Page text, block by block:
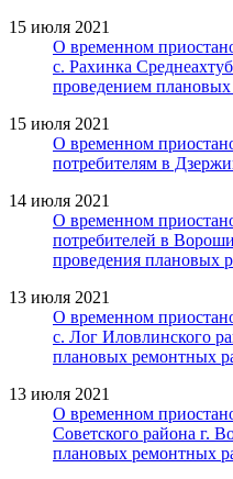
15 июля 2021
О временном
с. Рахинка
проведением
15 июля 2021
О временном
потребителям в
14 июля 2021
О временном
потребителей в
проведения плановых
13 июля 2021
О временном
с. Лог Иловлинского
плановых ремонтных
13 июля 2021
О временном
Советского района г.
плановых ремонтных